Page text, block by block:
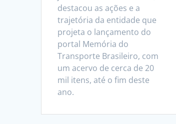
destacou as ações e a
trajetória da entidade que
projeta o lançamento do
portal Memória do
Transporte Brasileiro, com
um acervo de cerca de 20
mil itens, até o fim deste
ano.